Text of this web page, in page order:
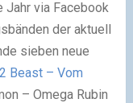
Jahr via Facebook
der aktuell
sieben neue
Beast – Vom
– Omega Rubin